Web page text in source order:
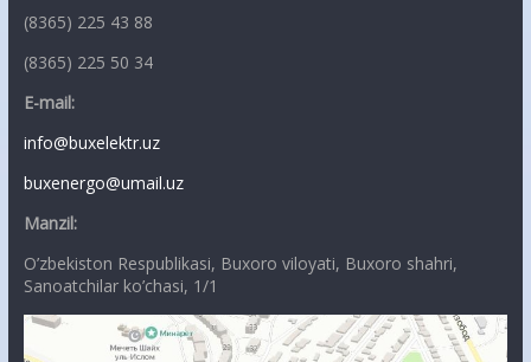
(8365) 225 43 88
(8365) 225 50 34
E-mail:
info@buxelektr.uz
buxenergo@umail.uz
Manzil:
O’zbekiston Respublikasi, Buxoro viloyati, Buxoro shahri,
Sanoatchilar ko’chasi, 1/1